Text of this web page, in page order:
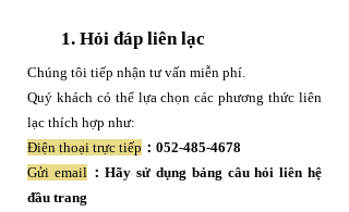
1. Hỏi đáp liên lạc
Chúng tôi tiếp nhận tư vấn miễn phí.
Quý khách có thể lựa chọn các phương thức liên
lạc thích hợp như:
Điện thoại trực tiếp ：052-485-4678
Gửi email：Hãy sử dụng bảng câu hỏi liên hệ
đầu trang